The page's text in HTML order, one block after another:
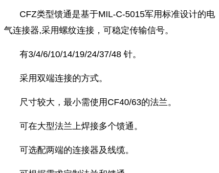
CFZ类型馈通是基于MIL-C-5015军用标准设计的电
气连接器,采用螺纹连接，可稳定传输信号。
有3/4/6/10/14/19/24/37/48 针。
采用双端连接的方式。
尺寸较大，最小需使用CF40/63的法兰。
可在大型法兰上焊接多个馈通。
可选配两端的连接器及线缆。